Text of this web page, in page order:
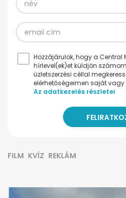
Hozzájárulok, hogy a Central
hírlevel(ek)et küldjön
üzletszerzési céllal
elérhetőségeimen saját
Az adatkezelés részletei
FILM KVÍZ REKLÁM